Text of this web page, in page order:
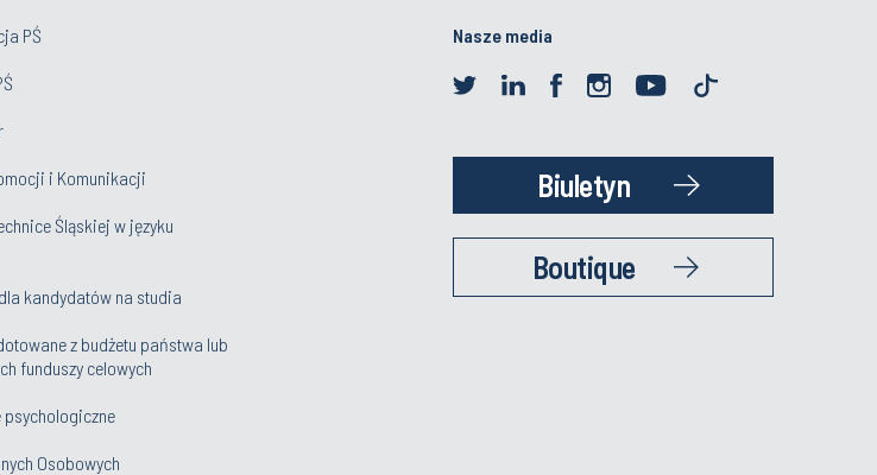
PŚ
i Komunikacji
Śląskiej w języku
kandydatów na studia
z budżetu państwa lub
funduszy celowych
psychologiczne
Osobowych
Nasze media
Biuletyn
Boutique